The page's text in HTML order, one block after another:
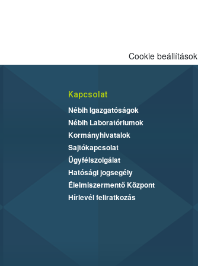
Cookie beállítások
Kapcsolat
Nébih Igazgatóságok
Nébih Laboratóriumok
Kormányhivatalok
Sajtókapcsolat
Ügyfélszolgálat
Hatósági jogsegély
Élelmiszermentő Központ
Hírlevél feliratkozás